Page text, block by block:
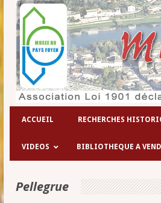
ACCUEIL RECHERCHES
VIDEOS BIBLIOTHEQUE A
Pellegrue